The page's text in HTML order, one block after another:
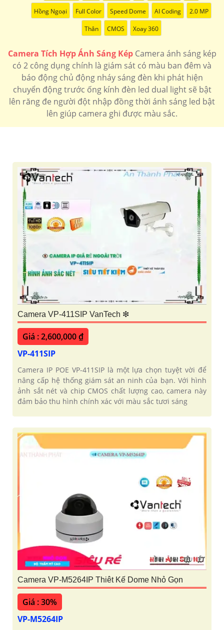
Hồng Ngoại Full Color Speed Dome AI Coding 2.0 MP
Thân CMOS Xoay 360
Camera Tích Hợp Ánh Sáng KépCamera ánh sáng kép
có 2 công dụng chính là giám sát có màu ban đêm và
báo động chủ động nháy sáng đèn khi phát hiện
chuyển động trước ống kính đèn led dual light sẽ bật
lên răng đe người đột nhập đồng thời ánh sáng led bật
lên giúp camera ghi được màu sắc.
Camera VP-411SIP VanTech ❇
Giá : 2,600,000 ₫
VP-411SIP
Camera IP POE VP-411SIP là một lựa chọn tuyệt vời để
nâng cấp hệ thống giám sát an ninh của bạn. Với hình
ảnh sắt nét và chip CMOS chất lượng cao, camera này
đảm bảo thu hình chính xác với màu sắc tươi sáng
Camera VP-M5264IP Thiêt Kế Dome Nhỏ Gọn
Giá : 30%
VP-M5264IP